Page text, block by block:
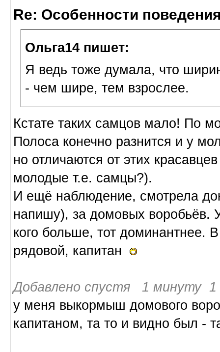
Re: Особенности
Ольга14 пишет:
Я ведь тоже думала, что
- чем шире, тем взрослее.
Кстате таких самцов мало! По
Полоса конечно разнится и у
но отличаются от этих
молодые т.е. самцы?).
И ещё наблюдение, смотрела
напишу), за домовых воробьёв.
кого больше, тот
рядовой, капитан
Добавлено спустя 1 минуту 1
у меня выкормыш домового
капитаном, та то и видно был -